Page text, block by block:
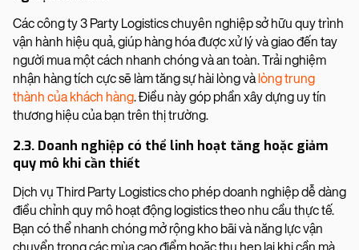
Các công ty 3 Party Logistics chuyên nghiệp sở hữu quy trình
vận hành hiệu quả, giúp hàng hóa được xử lý và giao đến tay
người mua một cách nhanh chóng và an toàn. Trải nghiệm
nhận hàng tích cực sẽ làm tăng sự hài lòng vàlòng trung
thành của khách hàng. Điều này góp phần xây dựng uy tín
thương hiệu của bạn trên thị trường.
2.3. Doanh nghiệp có thể linh hoạt tăng hoặc giảm
quy mô khi cần thiết
Dịch vụ Third Party Logistics cho phép doanh nghiệp dễ dàng
điều chỉnh quy mô hoạt động logistics theo nhu cầu thực tế.
Bạn có thể nhanh chóng mở rộng kho bãi và năng lực vận